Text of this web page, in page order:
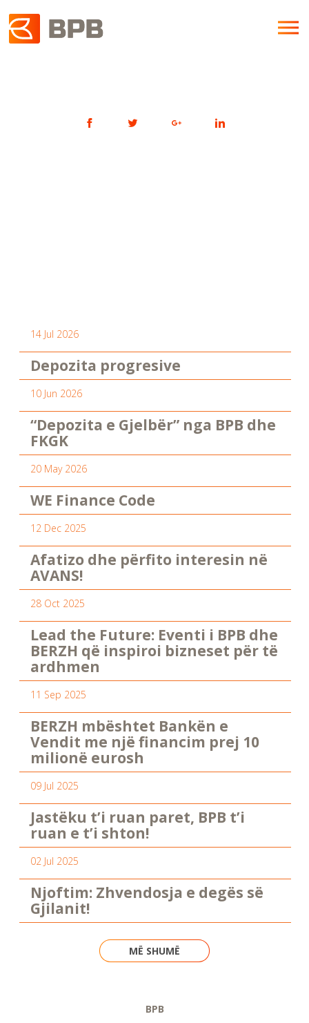
14 Jul 2026
Depozita progresive
10 Jun 2026
“Depozita e Gjelbër” nga BPB dhe
FKGK
20 May 2026
WE Finance Code
12 Dec 2025
Afatizo dhe përfito interesin në
AVANS!
28 Oct 2025
Lead the Future: Eventi i BPB dhe
BERZH që inspiroi bizneset për të
ardhmen
11 Sep 2025
BERZH mbështet Bankën e
Vendit me një financim prej 10
milionë eurosh
09 Jul 2025
Jastëku t’i ruan paret, BPB t’i
ruan e t’i shton!
02 Jul 2025
Njoftim: Zhvendosja e degës së
Gjilanit!
MË SHUMË
BPB